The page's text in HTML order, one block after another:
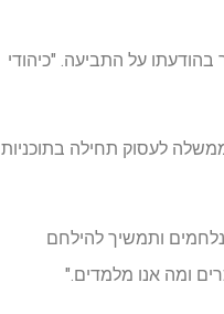
על התביעה. "כיהודי
לעסוק תחילה בתוכניות
ותמשיך להילחם